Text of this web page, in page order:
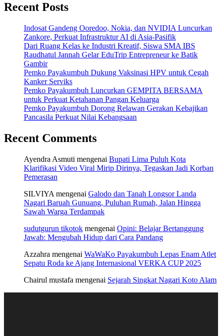
Recent Posts
Indosat Gandeng Ooredoo, Nokia, dan NVIDIA Luncurkan
Zankore, Perkuat Infrastruktur AI di Asia-Pasifik
Dari Ruang Kelas ke Industri Kreatif, Siswa SMA IBS
Raudhatul Jannah Gelar EduTrip Entrepreneur ke Batik
Gambir
Pemko Payakumbuh Dukung Vaksinasi HPV untuk Cegah
Kanker Serviks
Pemko Payakumbuh Luncurkan GEMPITA BERSAMA
untuk Perkuat Ketahanan Pangan Keluarga
Pemko Payakumbuh Dorong Relawan Gerakan Kebajikan
Pancasila Perkuat Nilai Kebangsaan
Recent Comments
Ayendra Asmuti mengenai Bupati Lima Puluh Kota
Klarifikasi Video Viral Mirip Dirinya, Tegaskan Jadi Korban
Pemerasan
SILVIYA mengenai Galodo dan Tanah Longsor Landa
Nagari Baruah Gunuang, Puluhan Rumah, Jalan Hingga
Sawah Warga Terdampak
sudutgurun tikotok mengenai Opini: Belajar Bertanggung
Jawab: Mengubah Hidup dari Cara Pandang
Azzahra mengenai WaWaKo Payakumbuh Lepas Enam Atlet
Sepatu Roda ke Ajang Internasional VERKA CUP 2025
Chairul mustafa mengenai Sejarah Singkat Nagari Koto Alam